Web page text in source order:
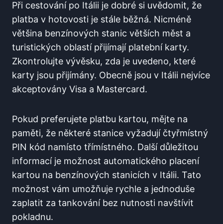
Při ‍cestování po Itálii je dobré⁤ si uvědomit, že
platba v hotovosti je stále běžná. Nicméně
⁢většina benzínových stanic větších měst a
turistických oblastí přijímají platební karty.
Zkontrolujte⁤ vývěsku, zda je uvedeno, které
karty⁤ jsou přijímány. Obecně jsou v Itálii nejvíce
akceptovány Visa a Mastercard.
Pokud preferujete platbu kartou, mějte na
paměti, že některé​ stanice vyžadují čtyřmístný
PIN kód namísto třímístného. Další důležitou
informací je ⁢možnost automatického placení
kartou na benzínových stanicích v Itálii. Tato
možnost vám umožňuje rychle a jednoduše
zaplatit za tankování ‌bez nutnosti navštívit
pokladnu.